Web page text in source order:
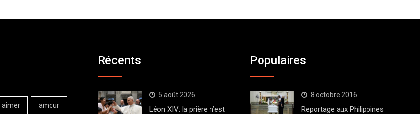
aimer amour
Récents
5 août 2026
Léon XIV: la prière n’est
Populaires
8 octobre 2016
Reportage aux Philippines